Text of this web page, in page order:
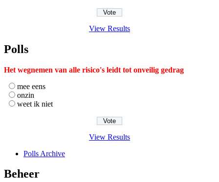
View Results
Polls
Het wegnemen van alle risico's leidt tot onveilig gedrag
mee eens
onzin
weet ik niet
View Results
Polls Archive
Beheer